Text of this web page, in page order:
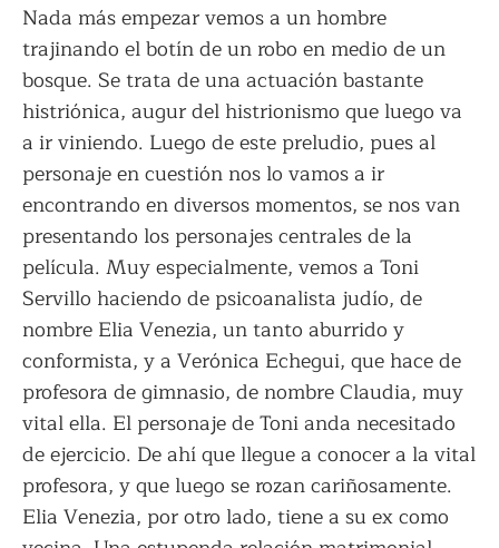
Nada más empezar vemos a un hombre
trajinando el botín de un robo en medio de un
bosque. Se trata de una actuación bastante
histriónica, augur del histrionismo que luego va
a ir viniendo. Luego de este preludio, pues al
personaje en cuestión nos lo vamos a ir
encontrando en diversos momentos, se nos van
presentando los personajes centrales de la
película. Muy especialmente, vemos a Toni
Servillo haciendo de psicoanalista judío, de
nombre Elia Venezia, un tanto aburrido y
conformista, y a Verónica Echegui, que hace de
profesora de gimnasio, de nombre Claudia, muy
vital ella. El personaje de Toni anda necesitado
de ejercicio. De ahí que llegue a conocer a la vital
profesora, y que luego se rozan cariñosamente.
Elia Venezia, por otro lado, tiene a su ex como